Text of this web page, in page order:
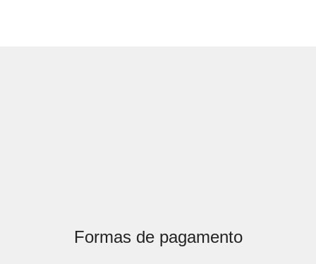
Formas de pagamento